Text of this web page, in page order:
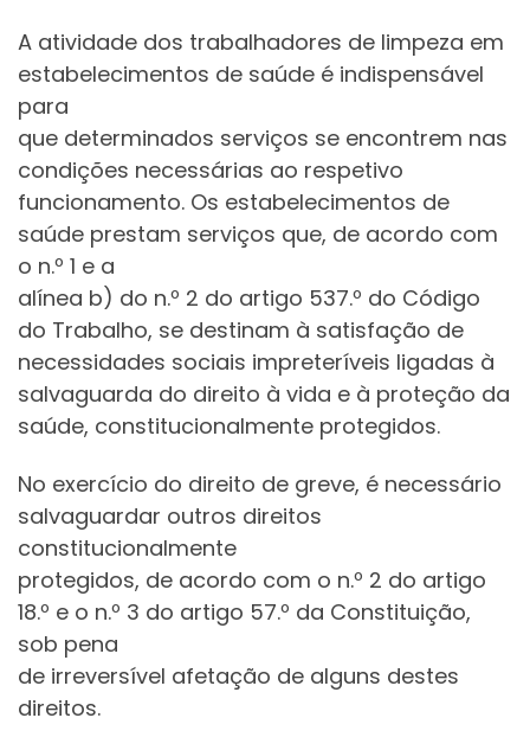
A atividade dos trabalhadores de limpeza em
estabelecimentos de saúde é indispensável
para
que determinados serviços se encontrem nas
condições necessárias ao respetivo
funcionamento. Os estabelecimentos de
saúde prestam serviços que, de acordo com
o n.º 1 e a
alínea b) do n.º 2 do artigo 537.º do Código
do Trabalho, se destinam à satisfação de
necessidades sociais impreteríveis ligadas à
salvaguarda do direito à vida e à proteção da
saúde, constitucionalmente protegidos.
No exercício do direito de greve, é necessário
salvaguardar outros direitos
constitucionalmente
protegidos, de acordo com o n.º 2 do artigo
18.º e o n.º 3 do artigo 57.º da Constituição,
sob pena
de irreversível afetação de alguns destes
direitos.